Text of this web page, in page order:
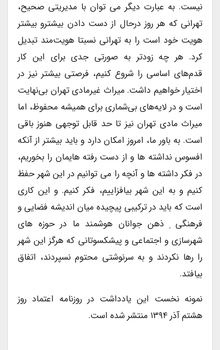
نیست. به عبارت دیگر می توان با مدیریتی صحیح،
تهرانی که هر روز درحال از دست دادن بیشترو بیشتر
هویت خود است را به تهرانی نسبتا هویت‌مند تبدیل
کرد. هر چه زودتر به صورتی جدی برای این کار
قدم‌های اساسی را شروع کنیم، فرصتی بیشتر نیز در
اختیار خواهیم داشت. میراث غیر‌مادی تهران بی‌نهایت
است و در لایه‌های بی‌شماری برای همیشه محفوظ، اما
میراث مادی تهران نیز تا حد قابل توجهی هنوز باقی
است. به باور ما، امروز امکان دارد و باید بیشتر از آنکه
افسوس نداشته ها و از دست رفته هایمان را بخوریم،
در فکر داشته ها و آنچه را می توانیم در این شهر حفظ
کنیم و به این شهر بیافزاییم، فکر کنیم. و این کاری
است که باید در ترکیبی پیچیده میان اندیشه فضایی و
فرهنگی ِ ذهن جوانان هوشمند ما در حوزه های
شهرسازی و اجتماعی و پیشکسوتانی که هرگز این شهر
را رها نکردند و به سرنوشتی محتوم نسپردند، اتفاق
بیافتد.
نمونه نخست این یادداشت در روزنامه اعتماد روز
هشتم آذر ۱۳۹۴ منتشر شده است.